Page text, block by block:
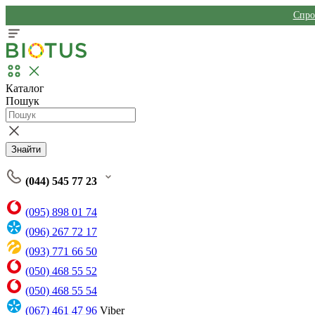
Каталог
Пошук
Знайти
(044) 545 77 23
(095) 898 01 74
(096) 267 72 17
(093) 771 66 50
(050) 468 55 52
(050) 468 55 54
(067) 461 47 96 Viber